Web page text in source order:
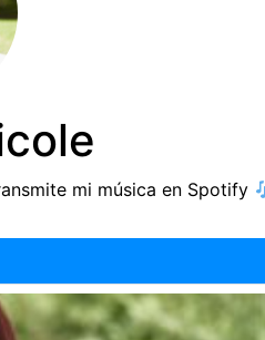
mi música en Spotify